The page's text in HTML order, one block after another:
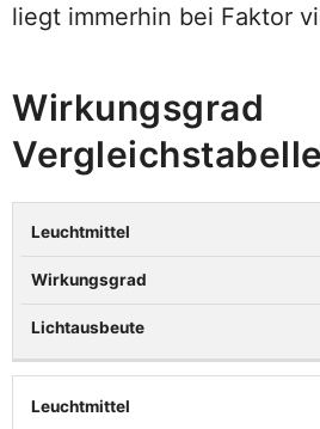
liegt immerhin bei Faktor
Wirkungsgrad
Vergleichstabelle
Leuchtmittel